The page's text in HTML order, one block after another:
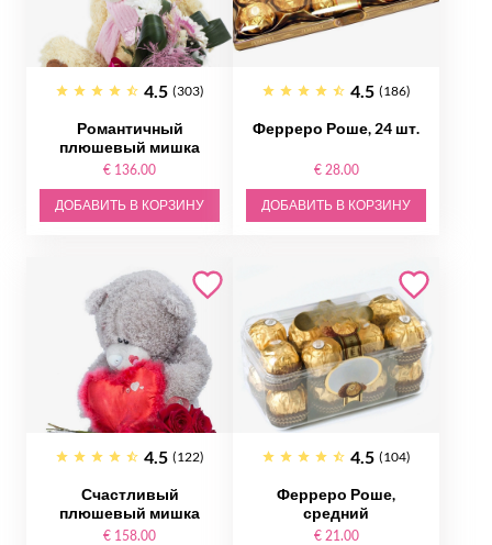
4.5 (303)
Романтичный
плюшевый мишка
€ 136.00
ДОБАВИТЬ В КОРЗИНУ
4.5 (186)
Ферреро Роше, 24 шт.
€ 28.00
ДОБАВИТЬ В КОРЗИНУ
4.5 (122)
Счастливый
плюшевый мишка
€ 158.00
4.5 (104)
Ферреро Роше,
средний
€ 21.00